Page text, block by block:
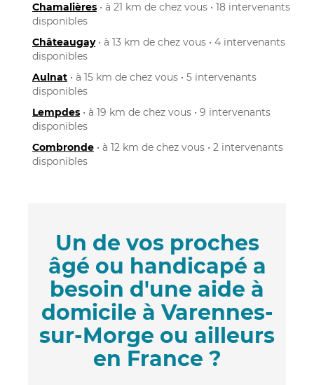
Chamalières • à 21 km de chez vous • 18 intervenants
disponibles
Châteaugay• à 13 km de chez vous • 4 intervenants
disponibles
Aulnat • à 15 km de chez vous • 5 intervenants
disponibles
Lempdes • à 19 km de chez vous • 9 intervenants
disponibles
Combronde • à 12 km de chez vous • 2 intervenants
disponibles
Un de vos proches
âgé ou handicapé a
besoin d'une aide à
domicile à Varennes-
sur-Morge ou ailleurs
en France ?